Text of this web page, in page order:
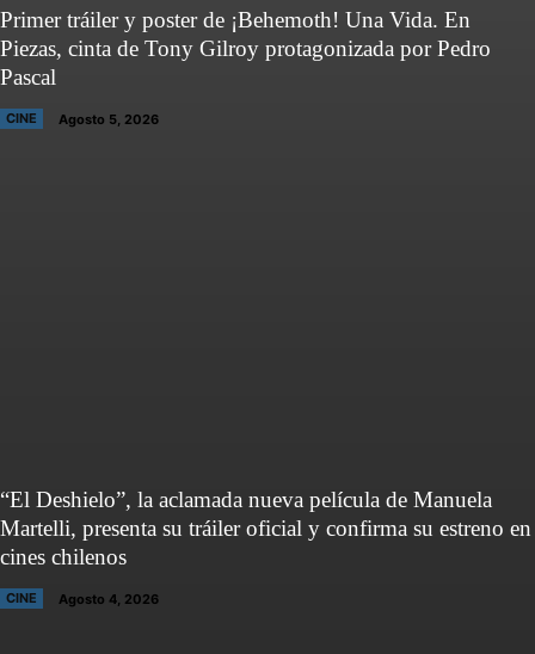
Primer tráiler y poster de ¡Behemoth! Una Vida. En
Piezas, cinta de Tony Gilroy protagonizada por Pedro
Pascal
CINE Agosto 5, 2026
“El Deshielo”, la aclamada nueva película de Manuela
Martelli, presenta su tráiler oficial y confirma su estreno en
cines chilenos
CINE Agosto 4, 2026